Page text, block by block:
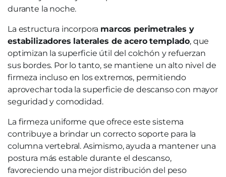
durante la noche.
La estructura incorpora marcos perimetrales y
estabilizadores laterales de acero templado, que
optimizan la superficie útil del colchón y refuerzan
sus bordes. Por lo tanto, se mantiene un alto nivel de
firmeza incluso en los extremos, permitiendo
aprovechar toda la superficie de descanso con mayor
seguridad y comodidad.
La firmeza uniforme que ofrece este sistema
contribuye a brindar un correcto soporte para la
columna vertebral. Asimismo, ayuda a mantener una
postura más estable durante el descanso,
favoreciendo una mejor distribución del peso